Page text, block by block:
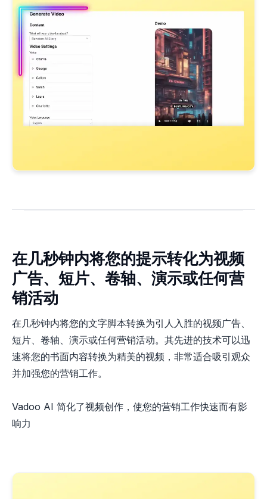
在几秒钟内将您的提示转化为视频
广告、短片、卷轴、演示或任何营
销活动
在几秒钟内将您的文字脚本转换为引人入胜的视频广告、
短片、卷轴、演示或任何营销活动。其先进的技术可以迅
速将您的书面内容转换为精美的视频，非常适合吸引观众
并加强您的营销工作。
Vadoo AI 简化了视频创作，使您的营销工作快速而有影
响力